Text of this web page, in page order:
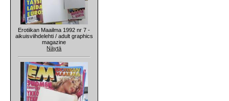
Erotiikan Maailma 1992 nr 7 -
aikuisviihdelehti / adult graphics
magazine
Näytä